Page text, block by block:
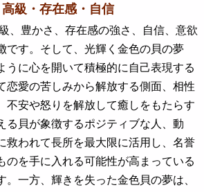
級・存在感・自信
、豊かさ、存在感の強さ、自信、意欲
です。そして、光輝く金色の貝の夢
うに心を開いて積極的に自己表現する
恋愛の苦しみから解放する側面、相性
不安や怒りを解放して癒しをもたらす
る貝が象徴するポジティブな人、動
救われて長所を最大限に活用し、名誉
のを手に入れる可能性が高まっている
。一方、輝きを失った金色貝の夢は、